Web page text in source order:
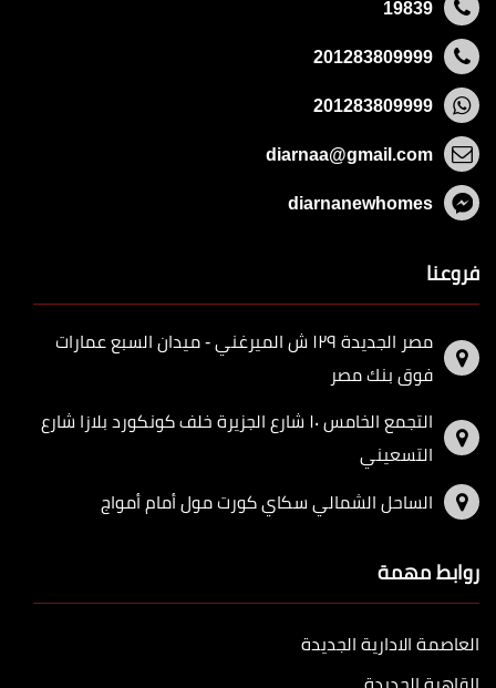
19839
201283809999
201283809999
diarnaa@gmail.com
diarnanewhomes
فروعنا
مصر الجديدة ١٢٩ ش الميرغني - ميدان السبع عمارات
فوق بنك مصر
التجمع الخامس ١٠ شارع الجزيرة خلف كونكورد بلازا شارع
التسعيني
الساحل الشمالي سكاي كورت مول أمام أمواج
روابط مهمة
العاصمة الادارية الجديدة